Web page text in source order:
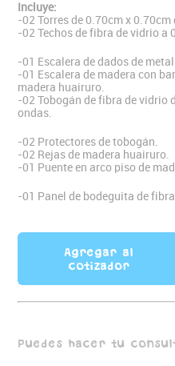
Incluye:
-02 Torres de 0.70cm x 0.70cm
-02 Techos de fibra de vidrio a
-01 Escalera de dados de metal.
-01 Escalera de madera con
madera huairuro.
-02 Tobogán de fibra de vidrio
ondas.
-02 Protectores de tobogán.
-02 Rejas de madera huairuro.
-01 Puente en arco piso de
-01 Panel de bodeguita de fibra
Agregar al
cotizador
Puedes hacer tu